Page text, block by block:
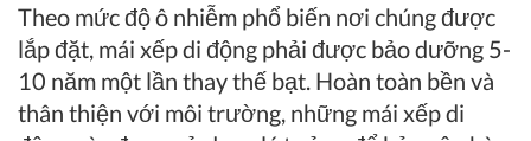
Theo mức độ ô nhiễm phổ biến nơi chúng được
lắp đặt, mái xếp di động phải được bảo dưỡng 5-
10 năm một lần thay thế bạt. Hoàn toàn bền và
thân thiện với môi trường, những mái xếp di